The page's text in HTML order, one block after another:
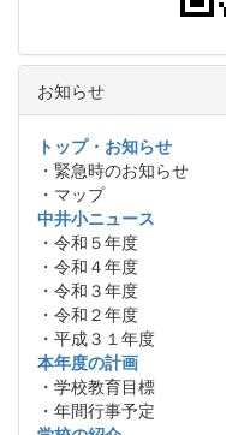
お知らせ
トップ・お知らせ
・緊急時のお知らせ
・マップ
中井小ニュース
・令和５年度
・令和４年度
・令和３年度
・令和２年度
・平成３１年度
本年度の計画
・学校教育目標
・年間行事予定